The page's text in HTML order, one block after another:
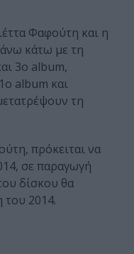
Φαφούτη και η
κάτω με τη
3ο album,
album και
τη
πρόκειται να
σε παραγωγή
δίσκου θα
του 2014.